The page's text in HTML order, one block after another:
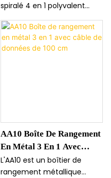
spiralé 4 en 1 polyvalent
doté d'un indicateur de
charge LED pratique et
d'une conception
rétractable anti-nœuds.
plusieurs appareils.
AA10 Boîte De Rangement
En Métal 3 En 1 Avec
Câble De Données De 100
Cm
L'AA10 est un boîtier de
rangement métallique